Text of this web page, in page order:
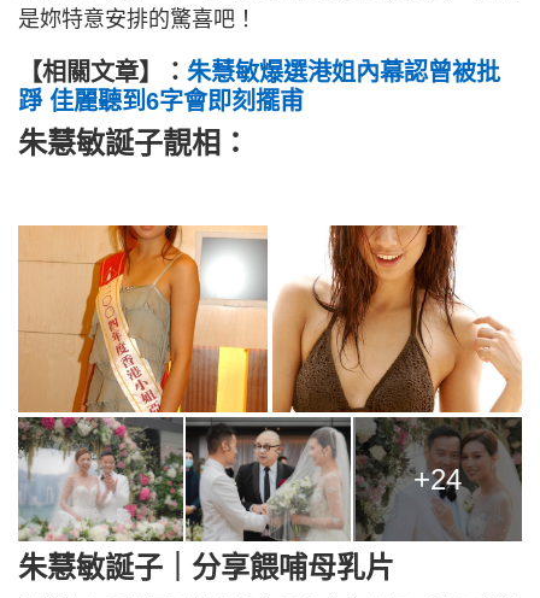
是妳特意安排的驚喜吧！
【相關文章】： 朱慧敏爆選港姐內幕認曾被批
踭 佳麗聽到6字會即刻擺甫
朱慧敏誕子靚相 ：
+24
朱慧敏誕子｜分享餵哺母乳片